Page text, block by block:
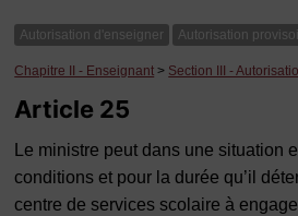
Autorisation d'enseigner Autorisation
Chapitre II - Enseignant > Section III -
Article 25
Le ministre peut dans une situation
conditions et pour la durée qu’il
centre de services scolaire à